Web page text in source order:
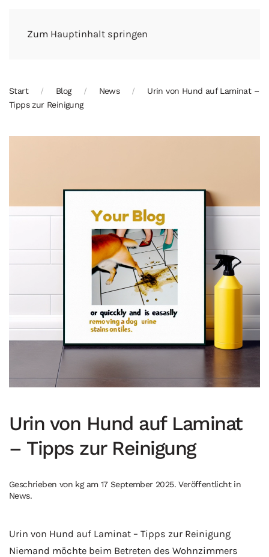
Zum Hauptinhalt springen
Start Blog News
Urin von Hund auf Laminat –
Tipps zur Reinigung
Urin von Hund auf Laminat
– Tipps zur Reinigung
Geschrieben von kgam 17 September 2025. Veröffentlicht in
News.
Urin von Hund auf Laminat – Tipps zur Reinigung
Niemand möchte beim Betreten des Wohnzimmers